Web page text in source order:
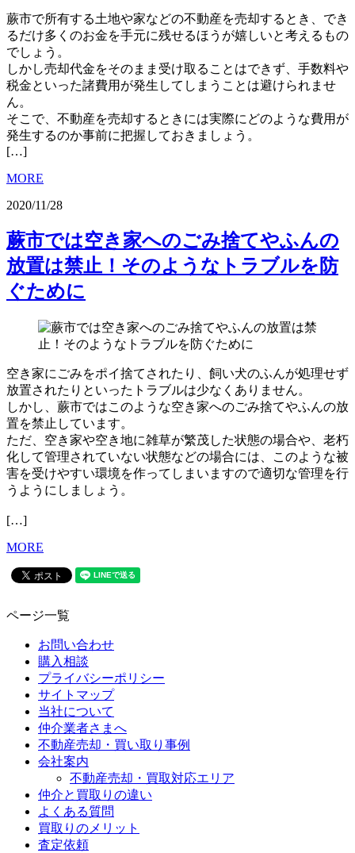
蕨市で所有する土地や家などの不動産を売却するとき、でき
るだけ多くのお金を手元に残せるほうが嬉しいと考えるもの
でしょう。
しかし売却代金をそのまま受け取ることはできず、手数料や
税金といった諸費用が発生してしまうことは避けられませ
ん。
そこで、不動産を売却するときには実際にどのような費用が
発生するのか事前に把握しておきましょう。
[…]
MORE
2020/11/28
蕨市では空き家へのごみ捨てやふんの
放置は禁止！そのようなトラブルを防
ぐために
空き家にごみをポイ捨てされたり、飼い犬のふんが処理せず
放置されたりといったトラブルは少なくありません。
しかし、蕨市ではこのような空き家へのごみ捨てやふんの放
置を禁止しています。
ただ、空き家や空き地に雑草が繁茂した状態の場合や、老朽
化して管理されていない状態などの場合には、このような被
害を受けやすい環境を作ってしまいますので適切な管理を行
うようにしましょう。
[…]
MORE
ページ一覧
お問い合わせ
購入相談
プライバシーポリシー
サイトマップ
当社について
仲介業者さまへ
不動産売却・買い取り事例
会社案内
不動産売却・買取対応エリア
仲介と買取りの違い
よくある質問
買取りのメリット
査定依頼